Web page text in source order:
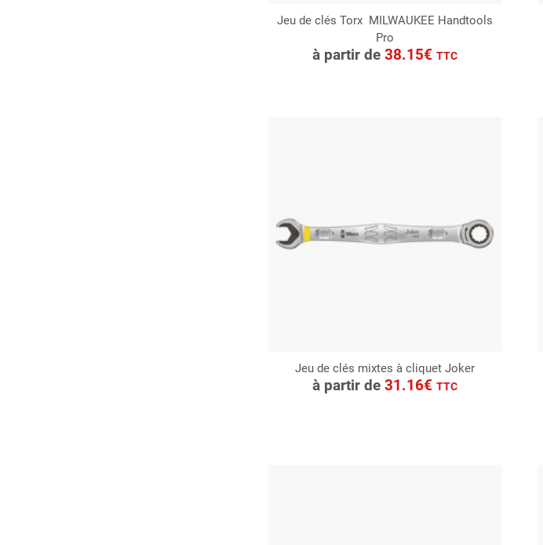
Jeu de clés Torx MILWAUKEE Handtools
Pro
à partir de 38.15€ TTC
CONSULTER
Demande de devis
Jeu de clés mixtes à cliquet Joker
à partir de 31.16€ TTC
CONSULTER
Demande de devis